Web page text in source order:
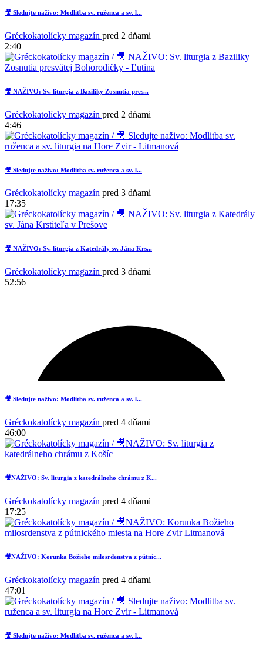
🎥 Sledujte naživo: Modlitba sv. ruženca a sv. l...
Gréckokatolícky magazín pred 2 dňami
2:40
🎥 NAŽIVO: Sv. liturgia z Baziliky Zosnutia pres...
Gréckokatolícky magazín pred 2 dňami
4:46
🎥 Sledujte naživo: Modlitba sv. ruženca a sv. l...
Gréckokatolícky magazín pred 3 dňami
17:35
🎥 NAŽIVO: Sv. liturgia z Katedrály sv. Jána Krs...
Gréckokatolícky magazín pred 3 dňami
52:56
🎥 Sledujte naživo: Modlitba sv. ruženca a sv. l...
Gréckokatolícky magazín pred 4 dňami
46:00
🎥NAŽIVO: Sv. liturgia z katedrálneho chrámu z K...
Gréckokatolícky magazín pred 4 dňami
17:25
🎥NAŽIVO: Korunka Božieho milosrdenstva z pútnic...
Gréckokatolícky magazín pred 4 dňami
47:01
🎥 Sledujte naživo: Modlitba sv. ruženca a sv. l...